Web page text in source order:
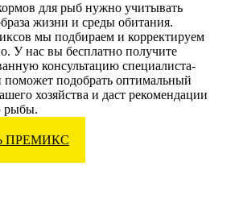
для рыб нужно учитывать
жизни и среды обитания.
мы подбираем и корректируем
У нас вы бесплатно получите
консультацию специалиста-
поможет подобрать оптимальный
хозяйства и даст рекомендации
рыбы.
ПРЕМИКС